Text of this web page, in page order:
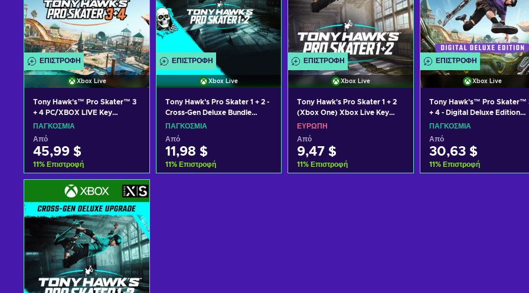
ΕΠΙΣΤΡΟΦΉ
Xbox Live
Tony Hawk's™ Pro Skater™ 3
+ 4 PC/XBOX LIVE Key
GLOBAL
ΠΑΓΚΌΣΜΙΑ
Από
45,99 $
11% Επιστροφή
Προσθήκη στο καλάθι
Δείτε προσφορές
ΕΠΙΣΤΡΟΦΉ
Xbox Live
Tony Hawk's Pro Skater 1 + 2 -
Cross-Gen Deluxe Bundle
XBOX LIVE Key GLOBAL
ΠΑΓΚΌΣΜΙΑ
Από
11,98 $
11% Επιστροφή
ΕΠΙΣΤΡΟΦΉ
Xbox Live
Tony Hawk's Pro Skater 1 + 2
(Xbox One) Xbox Live Key
EUROPE
ΕΥΡΏΠΗ
Από
9,47 $
11% Επιστροφή
ΕΠΙΣΤΡΟΦΉ
Xbox Live
Tony Hawk's™ Pro Skater™
+ 4 - Digital Deluxe Edition
PC/XBOX LIVE Key GLOBAL
ΠΑΓΚΌΣΜΙΑ
Από
30,63 $
11% Επιστροφή